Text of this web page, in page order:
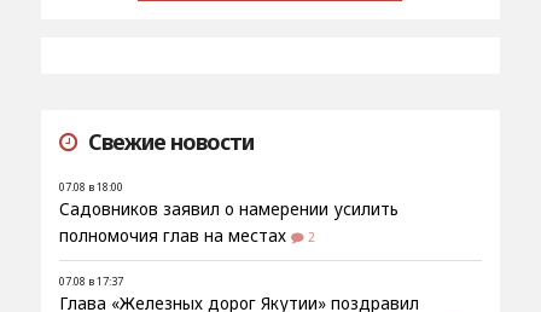
Свежие новости
07.08 в 18:00
Садовников заявил о намерении усилить
полномочия глав на местах
2
07.08 в 17:37
Глава «Железных дорог Якутии» поздравил